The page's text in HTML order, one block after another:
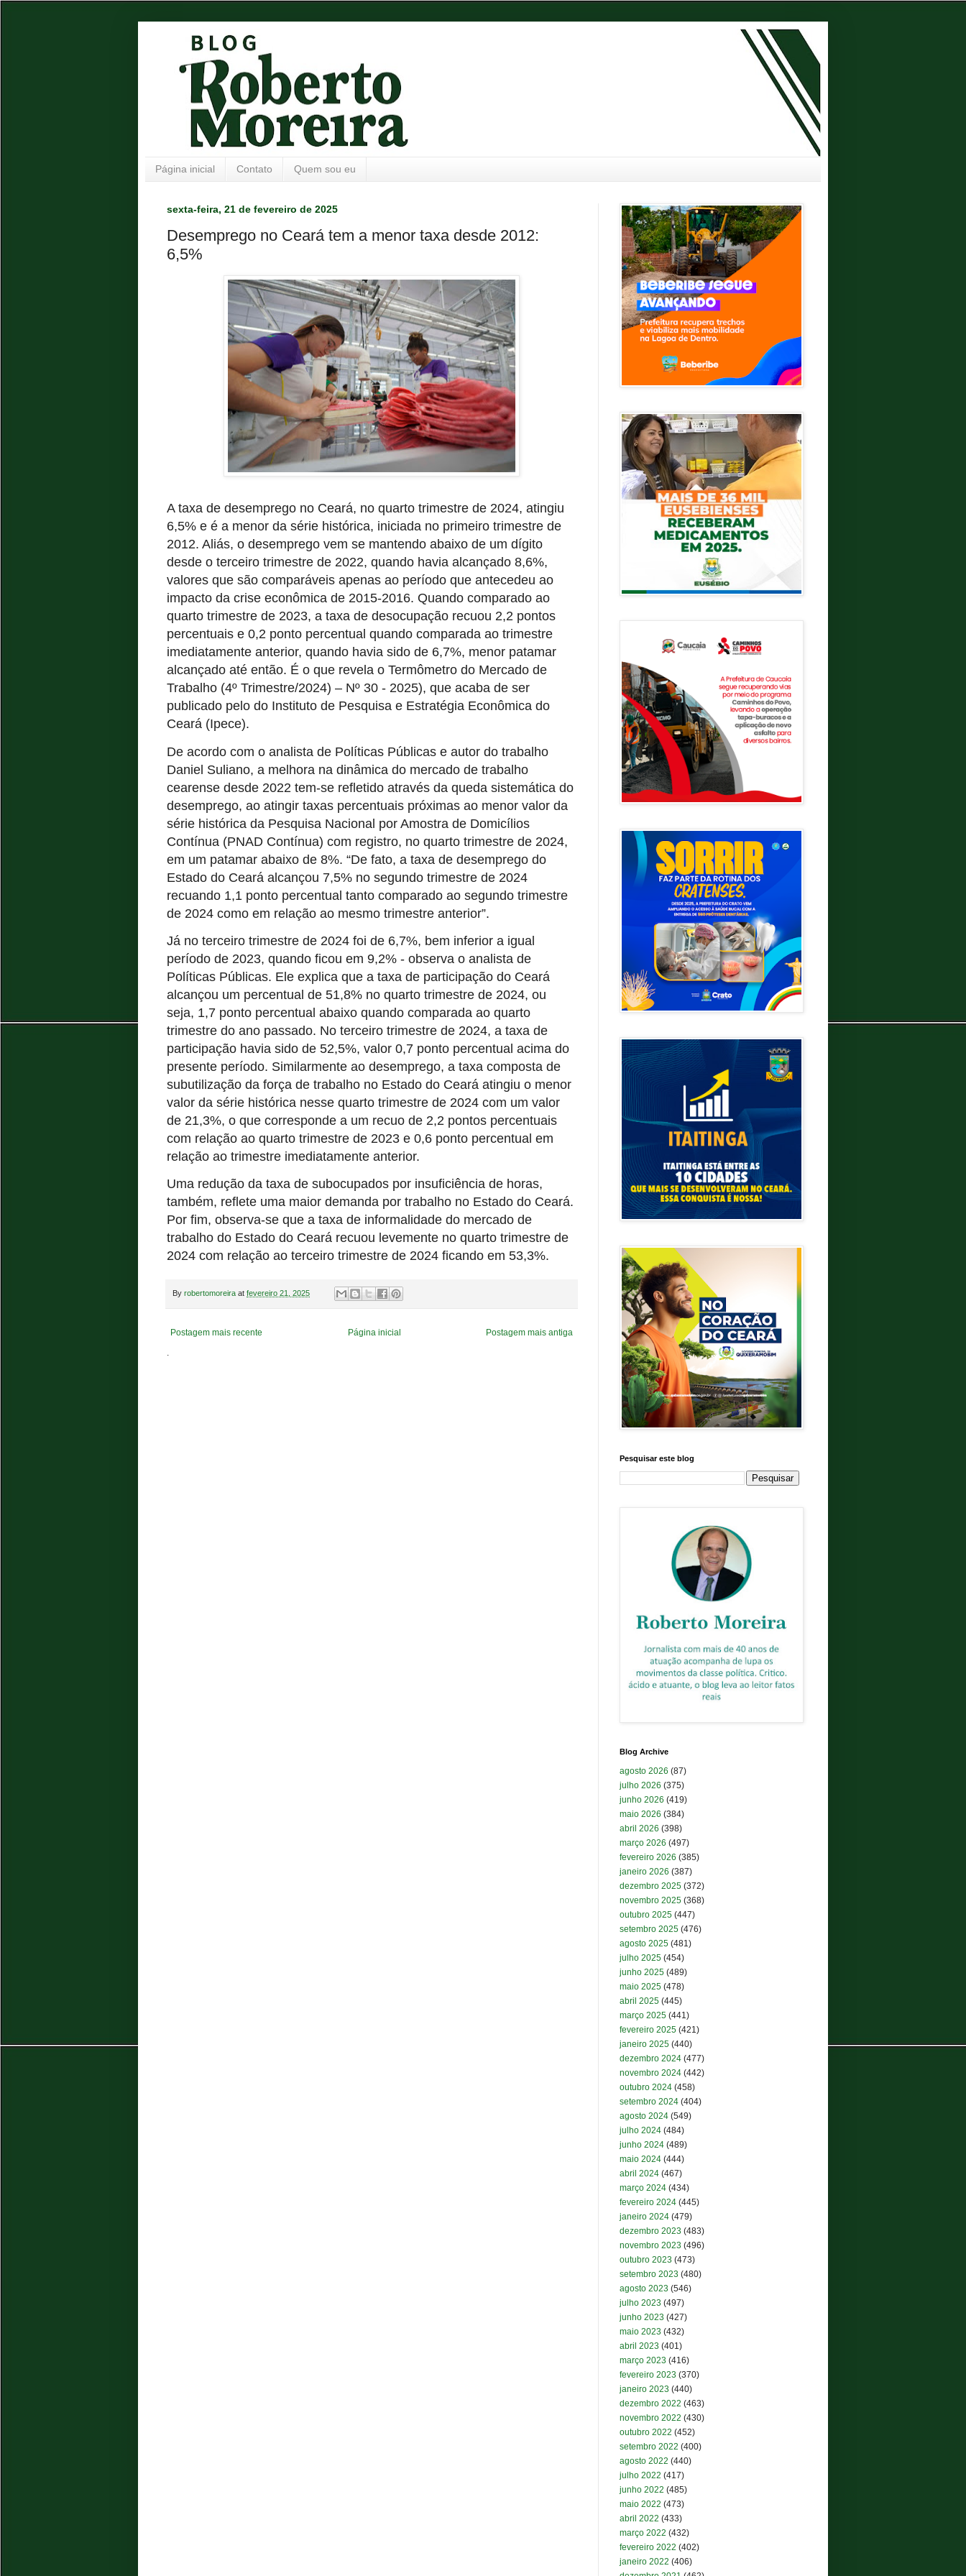
Página inicial Contato Quem sou eu
sexta-feira, 21 de fevereiro de 2025
Desemprego no Ceará tem a menor taxa desde 2012:
6,5%
A taxa de desemprego no Ceará, no quarto trimestre de 2024, atingiu
6,5% e é a menor da série histórica, iniciada no primeiro trimestre de
2012. Aliás, o desemprego vem se mantendo abaixo de um dígito
desde o terceiro trimestre de 2022, quando havia alcançado 8,6%,
valores que são comparáveis apenas ao período que antecedeu ao
impacto da crise econômica de 2015-2016. Quando comparado ao
quarto trimestre de 2023, a taxa de desocupação recuou 2,2 pontos
percentuais e 0,2 ponto percentual quando comparada ao trimestre
imediatamente anterior, quando havia sido de 6,7%, menor patamar
alcançado até então. É o que revela o Termômetro do Mercado de
Trabalho (4º Trimestre/2024) – Nº 30 - 2025), que acaba de ser
publicado pelo do Instituto de Pesquisa e Estratégia Econômica do
Ceará (Ipece).
De acordo com o analista de Políticas Públicas e autor do trabalho
Daniel Suliano, a melhora na dinâmica do mercado de trabalho
cearense desde 2022 tem-se refletido através da queda sistemática do
desemprego, ao atingir taxas percentuais próximas ao menor valor da
série histórica da Pesquisa Nacional por Amostra de Domicílios
Contínua (PNAD Contínua) com registro, no quarto trimestre de 2024,
em um patamar abaixo de 8%. “De fato, a taxa de desemprego do
Estado do Ceará alcançou 7,5% no segundo trimestre de 2024
recuando 1,1 ponto percentual tanto comparado ao segundo trimestre
de 2024 como em relação ao mesmo trimestre anterior”.
Já no terceiro trimestre de 2024 foi de 6,7%, bem inferior a igual
período de 2023, quando ficou em 9,2% - observa o analista de
Políticas Públicas. Ele explica que a taxa de participação do Ceará
alcançou um percentual de 51,8% no quarto trimestre de 2024, ou
seja, 1,7 ponto percentual abaixo quando comparada ao quarto
trimestre do ano passado. No terceiro trimestre de 2024, a taxa de
participação havia sido de 52,5%, valor 0,7 ponto percentual acima do
presente período. Similarmente ao desemprego, a taxa composta de
subutilização da força de trabalho no Estado do Ceará atingiu o menor
valor da série histórica nesse quarto trimestre de 2024 com um valor
de 21,3%, o que corresponde a um recuo de 2,2 pontos percentuais
com relação ao quarto trimestre de 2023 e 0,6 ponto percentual em
relação ao trimestre imediatamente anterior.
Uma redução da taxa de subocupados por insuficiência de horas,
também, reflete uma maior demanda por trabalho no Estado do Ceará.
Por fim, observa-se que a taxa de informalidade do mercado de
trabalho do Estado do Ceará recuou levemente no quarto trimestre de
2024 com relação ao terceiro trimestre de 2024 ficando em 53,3%.
By robertomoreira at fevereiro 21, 2025
Postagem mais recente Postagem mais antiga
Página inicial
.
Pesquisar este blog
Blog Archive
agosto 2026 (87)
julho 2026 (375)
junho 2026 (419)
maio 2026 (384)
abril 2026 (398)
março 2026 (497)
fevereiro 2026 (385)
janeiro 2026 (387)
dezembro 2025 (372)
novembro 2025 (368)
outubro 2025 (447)
setembro 2025 (476)
agosto 2025 (481)
julho 2025 (454)
junho 2025 (489)
maio 2025 (478)
abril 2025 (445)
março 2025 (441)
fevereiro 2025 (421)
janeiro 2025 (440)
dezembro 2024 (477)
novembro 2024 (442)
outubro 2024 (458)
setembro 2024 (404)
agosto 2024 (549)
julho 2024 (484)
junho 2024 (489)
maio 2024 (444)
abril 2024 (467)
março 2024 (434)
fevereiro 2024 (445)
janeiro 2024 (479)
dezembro 2023 (483)
novembro 2023 (496)
outubro 2023 (473)
setembro 2023 (480)
agosto 2023 (546)
julho 2023 (497)
junho 2023 (427)
maio 2023 (432)
abril 2023 (401)
março 2023 (416)
fevereiro 2023 (370)
janeiro 2023 (440)
dezembro 2022 (463)
novembro 2022 (430)
outubro 2022 (452)
setembro 2022 (400)
agosto 2022 (440)
julho 2022 (417)
junho 2022 (485)
maio 2022 (473)
abril 2022 (433)
março 2022 (432)
fevereiro 2022 (402)
janeiro 2022 (406)